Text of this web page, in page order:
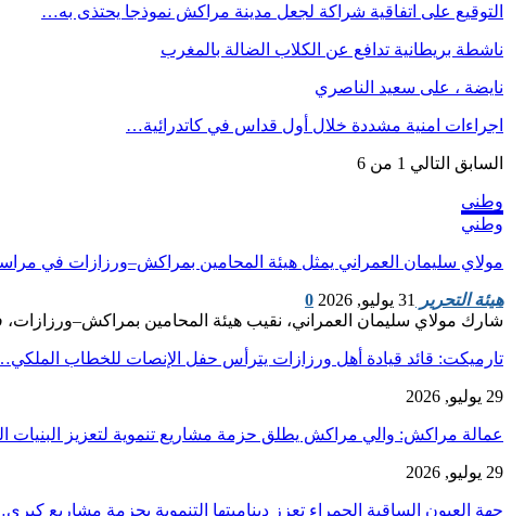
التوقيع على اتفاقية شراكة لجعل مدينة مراكش نموذجا يحتذى به…
ناشطة بريطانية تدافع عن الكلاب الضالة بالمغرب
نايضة ، على سعيد الناصري
اجراءات امنية مشددة خلال أول قداس في كاتدرائية…
السابق التالي 1 من 6
وطني
وطني
مولاي سليمان العمراني يمثل هيئة المحامين بمراكش–ورزازات في
هيئة التحرير 31 يوليو, 2026
0
شارك مولاي سليمان العمراني، نقيب هيئة المحامين بمراكش–ورزازات،
تارميكت: قائد قيادة أهل ورزازات يترأس حفل الإنصات للخطاب
29 يوليو, 2026
عمالة مراكش: والي مراكش يطلق حزمة مشاريع تنموية لتعزيز البنيات
29 يوليو, 2026
جهة العيون الساقية الحمراء تعزز ديناميتها التنموية بحزمة مشاريع